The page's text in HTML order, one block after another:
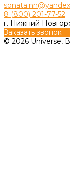
8 (800) 201-77-52
г. Нижний
Заказать звонок
© 2026 Universe,